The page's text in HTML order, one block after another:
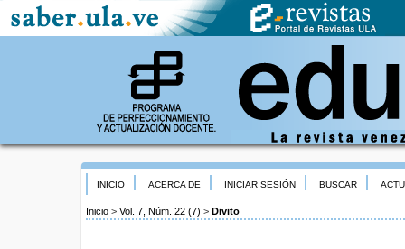
INICIO ACERCA DE INICIAR SESIÓN BUSCAR
Inicio > Vol. 7, Núm. 22 (7) > Divito